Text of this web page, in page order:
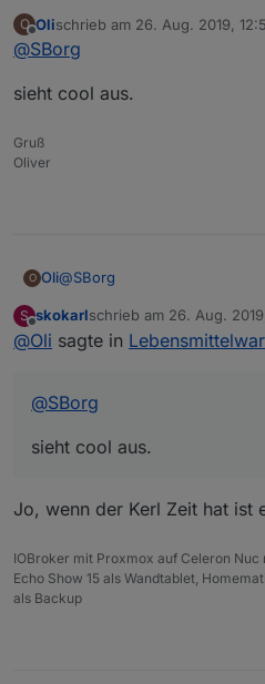
morgen... * augenzwinker*
Bild geht auch :)
O
Offline
Olischrieb am 26. Aug. 2019,
zuletzt editiert von
@SBorg
sieht cool aus.
Gruß
Oliver
O Oli@SBorg
sieht cool aus.
S
Offline
skokarlschrieb am 26. Aug.
zuletzt editiert von
@Oli sagte in
@SBorg
sieht cool aus.
Jo, wenn der Kerl Zeit hat ist
IOBroker mit Proxmox auf Celeron Nuc
Echo Show 15 als Wandtablet,
als Backup